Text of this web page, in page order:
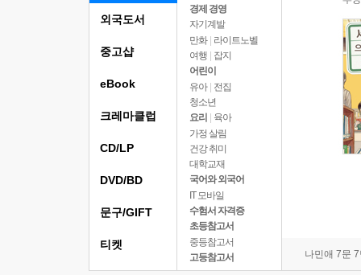
경제 경영
자기계발
만화 | 라이트노벨
여행
잡지
어린이
유아 | 전집
청소년
요리
육아
가정 살림
건강 취미
대학교재
국어와 외국어
IT 모바일
수험서 자격증
초등참고서
중등참고서
고등참고서
나민애 7문
외국도서
중고샵
eBook
크레마클럽
CD/LP
DVD/BD
문구/GIFT
티켓